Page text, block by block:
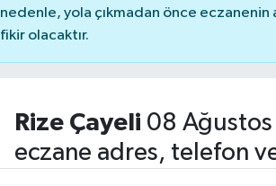
nedenle, yola çıkmadan önce eczanenin
fikir olacaktır.
Rize Çayeli 08
eczane adres, telefon